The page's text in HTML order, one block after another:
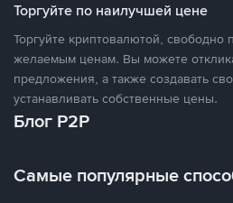
Торгуйте по наилучшей цене
Торгуйте криптовалютой, свободно
желаемым ценам. Вы можете
предложения, а также создавать
устанавливать собственные цены.
Блог P2P
Самые популярные